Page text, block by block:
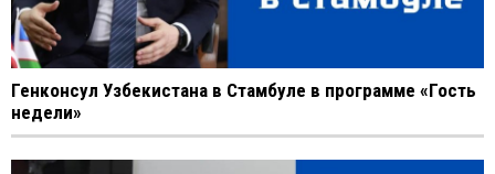
Генконсул Узбекистана в Стамбуле в программе «Гость
недели»